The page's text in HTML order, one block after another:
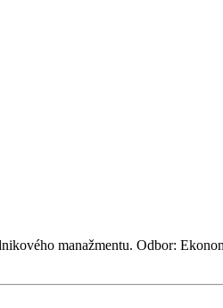
manažmentu. Odbor: